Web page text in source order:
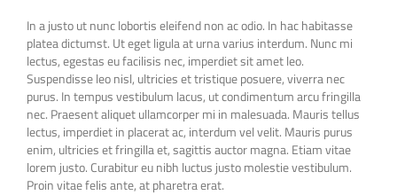
In a justo ut nunc lobortis eleifend non ac odio. In hac habitasse
platea dictumst. Ut eget ligula at urna varius interdum. Nunc mi
lectus, egestas eu facilisis nec, imperdiet sit amet leo.
Suspendisse leo nisl, ultricies et tristique posuere, viverra nec
purus. In tempus vestibulum lacus, ut condimentum arcu fringilla
nec. Praesent aliquet ullamcorper mi in malesuada. Mauris tellus
lectus, imperdiet in placerat ac, interdum vel velit. Mauris purus
enim, ultricies et fringilla et, sagittis auctor magna. Etiam vitae
lorem justo. Curabitur eu nibh luctus justo molestie vestibulum.
Proin vitae felis ante, at pharetra erat.